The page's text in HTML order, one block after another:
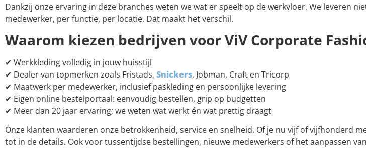
Dankzij onze ervaring in deze branches weten we wat er speelt op de werkvloer. We leveren
medewerker, per functie, per locatie. Dat maakt het verschil.
Waarom kiezen bedrijven voor ViV Corporate
✔ Werkkleding volledig in jouw huisstijl
✔ Dealer van topmerken zoals Fristads, Snickers, Jobman, Craft en Tricorp
✔ Maatwerk per medewerker, inclusief paskleding en persoonlijke levering
✔ Eigen online bestelportaal: eenvoudig bestellen, grip op budgetten
✔ Meer dan 20 jaar ervaring; we weten wat werkt én wat prettig draagt
Onze klanten waarderen onze betrokkenheid, service en snelheid. Of je nu vijf of vijfhonderd
tot in de details. Ook voor tussentijdse bestellingen, nieuwe medewerkers of het aanpassen